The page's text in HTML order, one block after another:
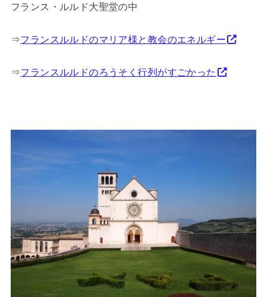
フランス・ルルド大聖堂の中
⇒フランスルルドのマリア様と教会のエネルギー
⇒フランスルルドのろうそく行列がすごかった